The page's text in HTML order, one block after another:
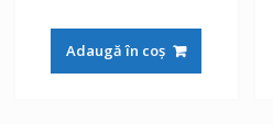
Adaugă în coș